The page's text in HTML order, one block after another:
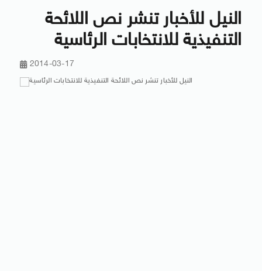
النيل للأخبار تنشر نص اللائحة
التنفيذية للانتخابات الرئاسية
2014-03-17